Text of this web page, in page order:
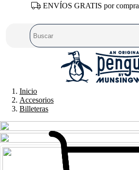
ENVÍOS GRATIS por
Inicio
Accesorios
Billeteras